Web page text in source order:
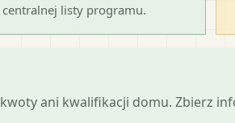
centralnej listy programu.
ani kwalifikacji domu. Zbierz